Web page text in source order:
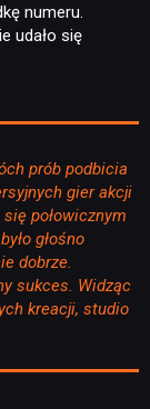
numeru.
udało się
prób podbicia
gier akcji
połowicznym
głośno
dobrze.
sukces. Widząc
kreacji, studio